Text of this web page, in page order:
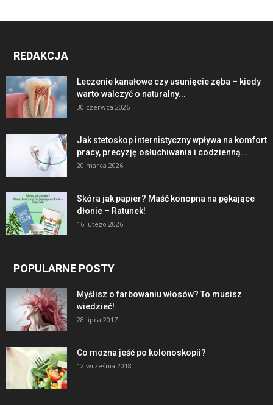
REDAKCJA
Leczenie kanałowe czy usunięcie zęba – kiedy
warto walczyć o naturalny...
30 czerwca 2026
Jak stetoskop internistyczny wpływa na komfort
pracy, precyzję osłuchiwania i codzienną...
20 marca 2026
Skóra jak papier? Maść konopna na pękające
dłonie – Ratunek!
16 lutego 2026
POPULARNE POSTY
Myślisz o farbowaniu włosów? To musisz
wiedzieć!
28 lipca 2017
Co można jeść po kolonoskopii?
12 września 2018